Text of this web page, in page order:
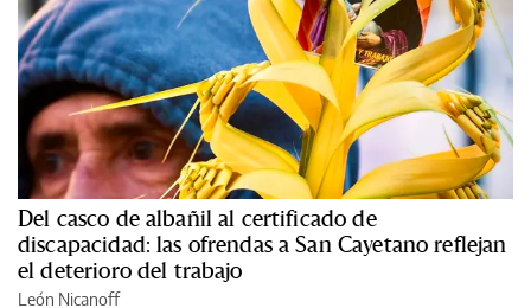
Del casco de albañil al certificado de
discapacidad: las ofrendas a San Cayetano reflejan
el deterioro del trabajo
León Nicanoff